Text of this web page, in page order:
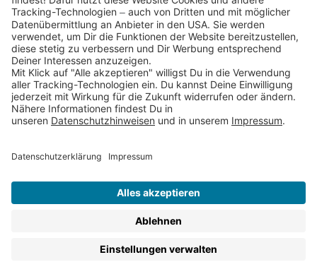
Folge uns auf
* Versandkostenfrei ab 9,00 € Bestellwert innerhalb
Deutschlands
** Lieferzeit 1-3 Werktage innerhalb Deutschlands
Thienemann-Esslinger Verlag GmbH, Blumenstraße 36, D-70182